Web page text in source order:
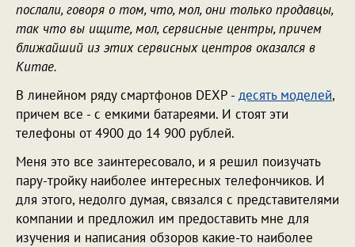
послали, говоря о том, что, мол, они только продавцы,
так что вы ищите, мол, сервисные центры, причем
ближайший из этих сервисных центров оказался в
Китае.
В линейном ряду смартфонов DEXP -десять моделей,
причем все - с емкими батареями. И стоят эти
телефоны от 4900 до 14 900 рублей.
Меня это все заинтересовало, и я решил поизучать
пару-тройку наиболее интересных телефончиков. И
для этого, недолго думая, связался с представителями
компании и предложил им предоставить мне для
изучения и написания обзоров какие-то наиболее